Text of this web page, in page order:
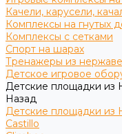
Качели, карусели,
Комплексы на гнутых
Комплексы с сетками
Спорт на шарах
Тренажеры из
Детское игровое
Детские площадки из
Назад
Детские площадки из
Castillo